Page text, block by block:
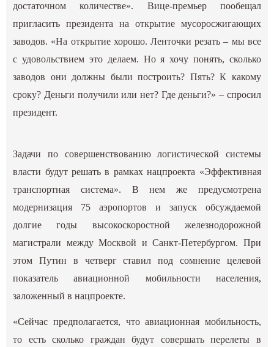
достаточном количестве». Вице-премьер пообещал
пригласить президента на открытие мусоросжигающих
заводов. «На открытие хорошо. Ленточки резать – мы все
с удовольствием это делаем. Но я хочу понять, сколько
заводов они должны были построить? Пять? К какому
сроку? Деньги получили или нет? Где деньги?» – спросил
президент.
Задачи по совершенствованию логистической системы
власти будут решать в рамках нацпроекта «Эффективная
транспортная система». В нем же предусмотрена
модернизация 75 аэропортов и запуск обсуждаемой
долгие годы высокоскоростной железнодорожной
магистрали между Москвой и Санкт-Петербургом. При
этом Путин в четверг ставил под сомнение целевой
показатель авиационной мобильности населения,
заложенный в нацпроекте.
«Сейчас предполагается, что авиационная мобильность,
то есть сколько граждан будут совершать перелеты в